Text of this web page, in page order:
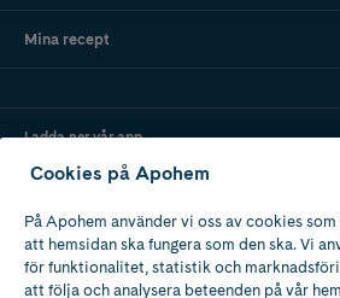
Mina recept
Ladda ner vår app
Apotek med tillstånd
Cookies på Apohem
På Apohem använder vi oss av cookies
att hemsidan ska fungera som den ska. Vi
för funktionalitet, statistik och
att följa och analysera beteenden på vår